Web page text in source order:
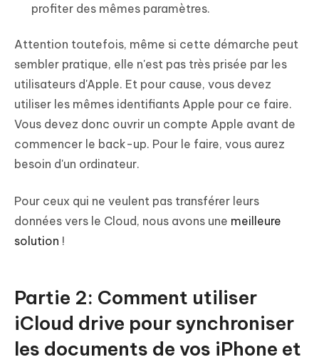
profiter des mêmes paramètres.
Attention toutefois, même si cette démarche peut
sembler pratique, elle n'est pas très prisée par les
utilisateurs d'Apple. Et pour cause, vous devez
utiliser les mêmes identifiants Apple pour ce faire.
Vous devez donc ouvrir un compte Apple avant de
commencer le back-up. Pour le faire, vous aurez
besoin d'un ordinateur.
Pour ceux qui ne veulent pas transférer leurs
données vers le Cloud, nous avons une meilleure
solution !
Partie 2: Comment utiliser
iCloud drive pour synchroniser
les documents de vos iPhone et